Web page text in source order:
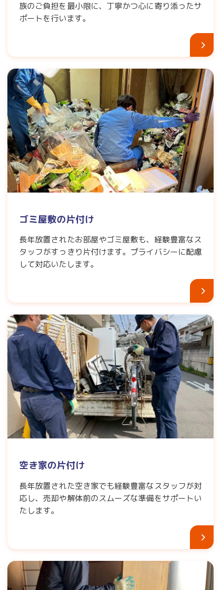
族のご負担を最小限に、丁寧かつ心に寄り添ったサ
ポートを行います。
ゴミ屋敷の片付け
長年放置されたお部屋やゴミ屋敷も、経験豊富なス
タッフがすっきり片付けます。プライバシーに配慮
して対応いたします。
空き家の片付け
長年放置された空き家でも経験豊富なスタッフが対
応し、売却や解体前のスムーズな準備をサポートい
たします。